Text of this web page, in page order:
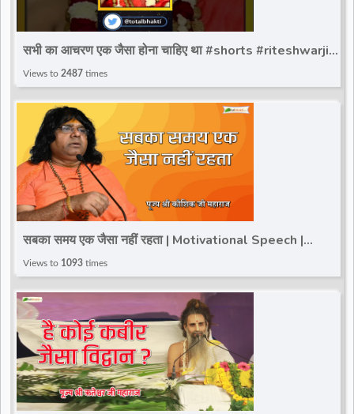
सभी का आचरण एक जैसा होना चाहिए था #shorts #riteshwarji
#SadguruRiteshwarJiMaharaj #totalbhakti
Views to 2487 times
सबका समय एक जैसा नहीं रहता | Motivational Speech |
Kaushik Ji Maharaj
Views to 1093 times